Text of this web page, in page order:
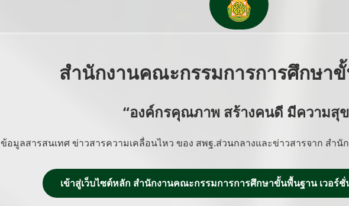
สำนักงานคณะกรรมการการศึกษา
“องค์กรคุณภาพ สร้างคนดี มีความสุ
ข้อมูลสารสนเทศ ข่าวสารความเคลื่อนไหว ของ สพฐ.ส่วนกลางและข่าวสารจาก สำนั
เข้าสู่เว็บไซต์หลัก สำนักงานคณะกรรมการการศึกษาขั้นพื้นฐาน เวอร์